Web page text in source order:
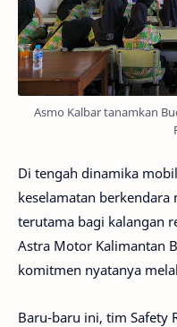
Asmo Kalbar tanamkan
Di tengah dinamika
keselamatan
terutama bagi kalangan
Astra Motor Kalimantan
komitmen nyatanya
Baru-baru ini, tim Safety